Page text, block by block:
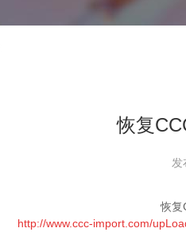
恢复
发
恢复
http://www.ccc-import.com/